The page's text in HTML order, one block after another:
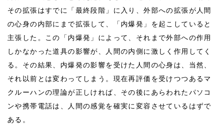
その拡張はすでに「最終段階」に入り、外部への拡張が人間
の心身の内部にまで拡張して、「内爆発」を起こしていると
主張した。この「内爆発」によって、それまで外部への作用
しかなかった道具の影響が、人間の内側に激しく作用してく
る。その結果、内爆発の影響を受けた人間の心身は、当然、
それ以前とは変わってしまう。現在再評価を受けつつあるマ
クルーハンの理論が正しければ、その後にあらわれたパソコ
ンや携帯電話は、人間の感覚を確実に変容させているはずで
ある。